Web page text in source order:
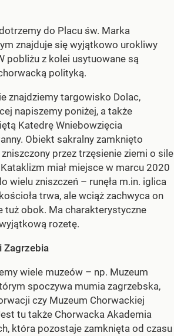
do Placu św. Marka
znajduje się wyjątkowo urokliwy
pobliżu z kolei usytuowane są
polityką.
znajdziemy targowisko Dolac,
napiszemy poniżej, a także
Katedrę Wniebowzięcia
Obiekt sakralny zamknięto
przez trzęsienie ziemi o sile
miał miejsce w marcu 2020
wielu zniszczeń – runęła m.in. iglica
trwa, ale wciąż zachwyca on
tuż obok. Ma charakterystyczne
rozetę.
Zagrzebia
wiele muzeów – np. Muzeum
spoczywa mumia zagrzebska,
czy Muzeum Chorwackiej
tu także Chorwacka Akademia
która pozostaje zamknięta od czasu